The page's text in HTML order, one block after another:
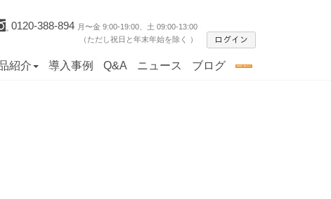
0120-388-894 月〜金 9:00-19:00、土 09:00-13:00
（ただし祝日と年末年始を除く ）
紹介 導入事例 Q&A ニュース ブログ